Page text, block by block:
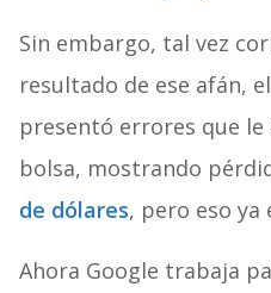
Sin embargo, tal vez
resultado de ese afán,
presentó errores que
bolsa, mostrando
de dólares, pero eso ya
Ahora Google trabaja